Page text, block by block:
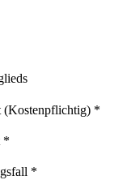
(Kostenpflichtig) *
*
*